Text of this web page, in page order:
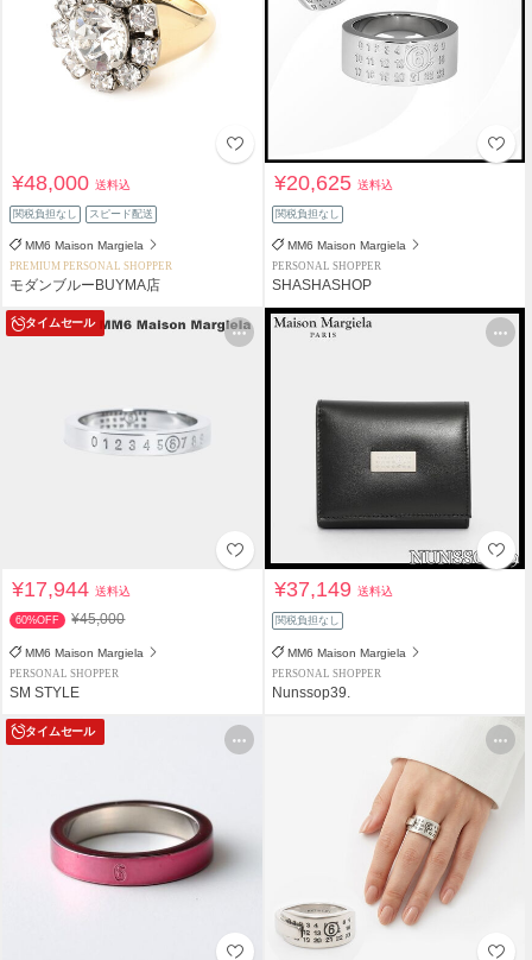
¥48,000送料込
関税負担なし スピード配送
MM6 Maison Margiela
PREMIUM PERSONAL SHOPPER
モダンブルーBUYMA店
¥20,625送料込
関税負担なし
MM6 Maison Margiela
PERSONAL SHOPPER
SHASHASHOP
タイムセール
¥17,944送料込
60%OFF ¥45,000
MM6 Maison Margiela
PERSONAL SHOPPER
SM STYLE
¥37,149送料込
関税負担なし
MM6 Maison Margiela
PERSONAL SHOPPER
Nunssop39.
タイムセール